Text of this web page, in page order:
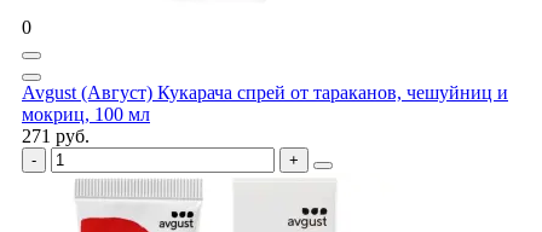
0
Avgust (Август) Кукарача спрей от тараканов, чешуйниц и
мокриц, 100 мл
271 руб.